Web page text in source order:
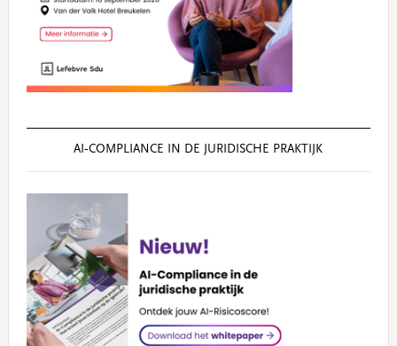
AI‑COMPLIANCE IN DE JURIDISCHE PRAKTIJK